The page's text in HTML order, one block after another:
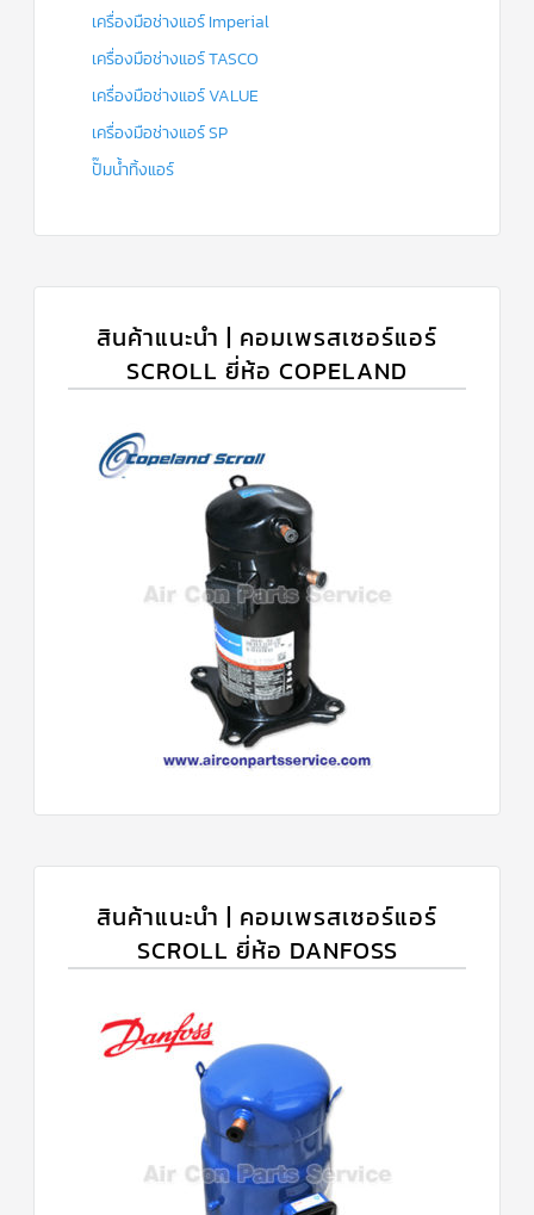
เครื่องมือช่างแอร์ Imperial
เครื่องมือช่างแอร์ TASCO
เครื่องมือช่างแอร์ VALUE
เครื่องมือช่างแอร์ SP
ปั๊มน้ำทิ้งแอร์
สินค้าแนะนำ | คอมเพรสเซอร์แอร์
SCROLL ยี่ห้อ COPELAND
สินค้าแนะนำ | คอมเพรสเซอร์แอร์
SCROLL ยี่ห้อ DANFOSS